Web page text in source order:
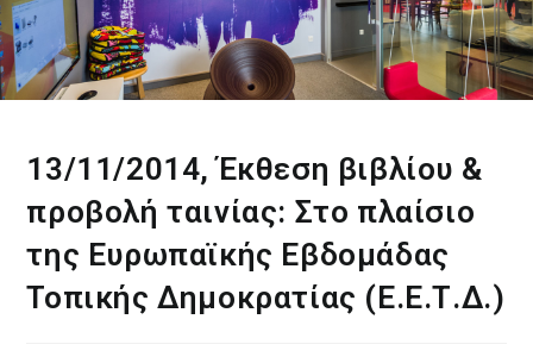
13/11/2014, Έκθεση βιβλίου &
προβολή ταινίας: Στο πλαίσιο
της Ευρωπαϊκής Εβδομάδας
Τοπικής Δημοκρατίας (Ε.Ε.Τ.Δ.)